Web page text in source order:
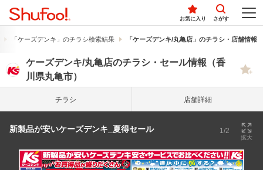
お気に入り さがす
「ケーズデンキ」のチラシ検索結果 「ケーズデンキ/丸亀店」のチラシ・店舗情報
ケーズデンキ/丸亀店のチラシ・セール情報（香
川県丸亀市）
チラシ 店舗詳細
新製品が安いケーズデンキ_夏得セール 1/2
拡大